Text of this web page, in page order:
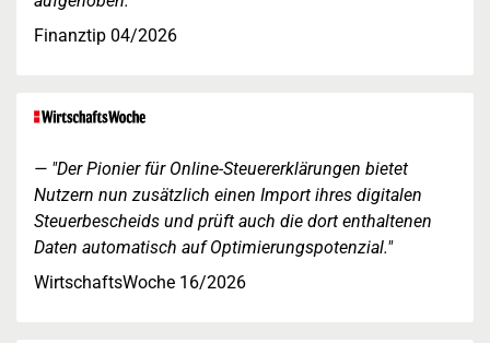
Finanztip 04/2026
"Der Pionier für Online-Steuererklärungen bietet
Nutzern nun zusätzlich einen Import ihres digitalen
Steuerbescheids und prüft auch die dort enthaltenen
Daten automatisch auf Optimierungspotenzial."
WirtschaftsWoche 16/2026